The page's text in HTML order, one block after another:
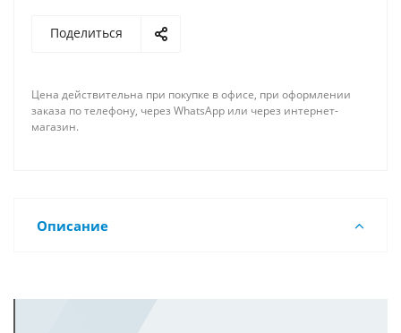
Поделиться
Цена действительна при покупке в офисе, при оформлении
заказа по телефону, через WhatsApp или через интернет-
магазин.
Описание